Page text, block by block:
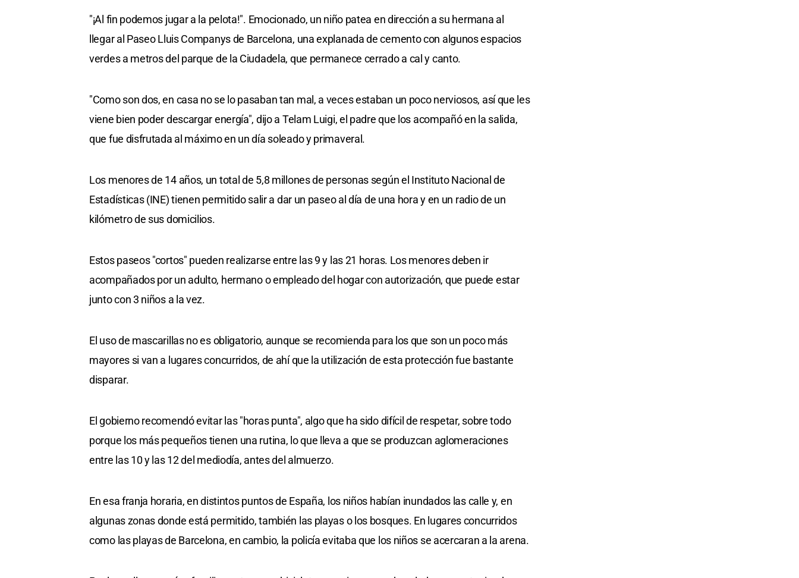
"¡Al fin podemos jugar a la pelota!". Emocionado, un niño patea en dirección a su hermana al
llegar al Paseo Lluis Companys de Barcelona, una explanada de cemento con algunos espacios
verdes a metros del parque de la Ciudadela, que permanece cerrado a cal y canto.
"Como son dos, en casa no se lo pasaban tan mal, a veces estaban un poco nerviosos, así que les
viene bien poder descargar energía", dijo a Telam Luigi, el padre que los acompañó en la salida,
que fue disfrutada al máximo en un día soleado y primaveral.
Los menores de 14 años, un total de 5,8 millones de personas según el Instituto Nacional de
Estadísticas (INE) tienen permitido salir a dar un paseo al día de una hora y en un radio de un
kilómetro de sus domicilios.
Estos paseos "cortos" pueden realizarse entre las 9 y las 21 horas. Los menores deben ir
acompañados por un adulto, hermano o empleado del hogar con autorización, que puede estar
junto con 3 niños a la vez.
El uso de mascarillas no es obligatorio, aunque se recomienda para los que son un poco más
mayores si van a lugares concurridos, de ahí que la utilización de esta protección fue bastante
disparar.
El gobierno recomendó evitar las "horas punta", algo que ha sido difícil de respetar, sobre todo
porque los más pequeños tienen una rutina, lo que lleva a que se produzcan aglomeraciones
entre las 10 y las 12 del mediodía, antes del almuerzo.
En esa franja horaria, en distintos puntos de España, los niños habían inundados las calle y, en
algunas zonas donde está permitido, también las playas o los bosques. En lugares concurridos
como las playas de Barcelona, en cambio, la policía evitaba que los niños se acercaran a la arena.